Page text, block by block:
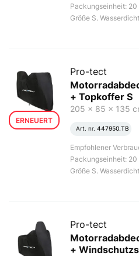
Packungseinheit: 20
Größe S.
ERNEUERT
Pro-tect
+ Topkoffer S
205 x 85 x 135
Art. nr. 447950.TB
Empfohlener
Packungseinheit: 20
Größe S.
Pro-tect
+